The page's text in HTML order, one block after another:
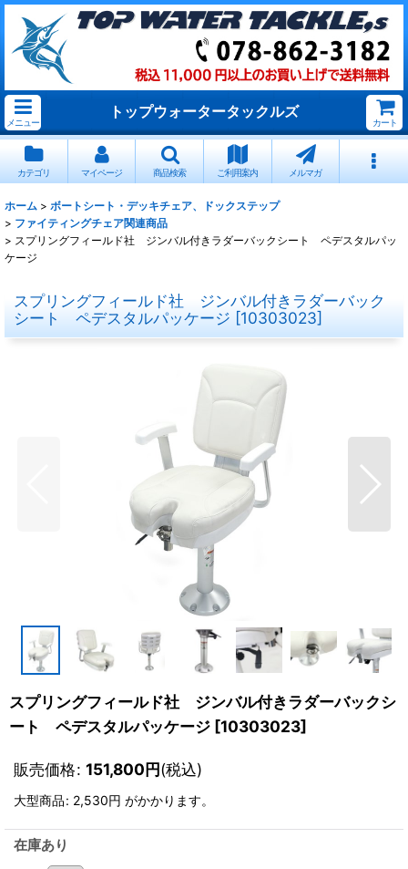
メニュー
トップウォータータックルズ
カート
カテゴリ マイページ 商品検索 ご利用案内 メルマガ
ホーム > ボートシート・デッキチェア、ドックステップ
> ファイティングチェア関連商品
> スプリングフィールド社 ジンバル付きラダーバックシート ペデスタルパッ
ケージ
スプリングフィールド社 ジンバル付きラダーバック
シート ペデスタルパッケージ [10303023]
スプリングフィールド社 ジンバル付きラダーバックシ
ート ペデスタルパッケージ [10303023]
販売価格: 151,800円(税込)
大型商品: 2,530円 がかかります。
在庫あり